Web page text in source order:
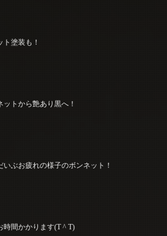
塗装も！
ットから艶あり黒へ！
いぶお疲れの様子のボンネット！
時間かかります(T ^ T)